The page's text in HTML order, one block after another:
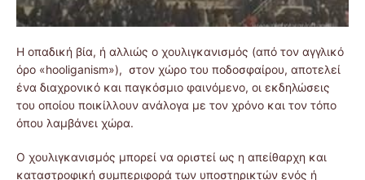
Η οπαδική βία, ή αλλιώς ο χουλιγκανισμός (από τον αγγλικό
όρο «hooliganism»), στον χώρο του ποδοσφαίρου, αποτελεί
ένα διαχρονικό και παγκόσμιο φαινόμενο, οι εκδηλώσεις
του οποίου ποικίλλουν ανάλογα με τον χρόνο και τον τόπο
όπου λαμβάνει χώρα.
Ο χουλιγκανισμός μπορεί να οριστεί ως η απείθαρχη και
καταστροφική συμπεριφορά των υποστηρικτών ενός ή